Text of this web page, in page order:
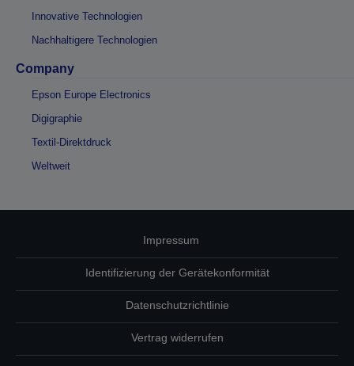
Innovative Technologien
Nachhaltigere Technologien
Company
Epson Europe Electronics
Digigraphie
Textil-Direktdruck
Weltweit
Impressum
Identifizierung der Gerätekonformität
Datenschutzrichtlinie
Vertrag widerrufen